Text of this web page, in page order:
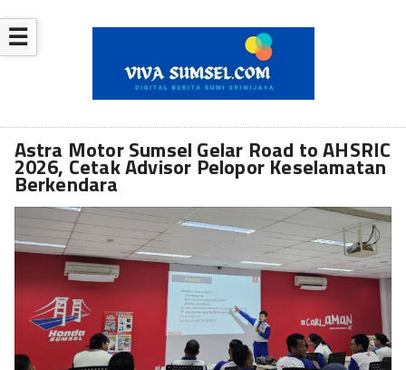
☰
Astra Motor Sumsel Gelar Road to AHSRIC
2026, Cetak Advisor Pelopor Keselamatan
Berkendara